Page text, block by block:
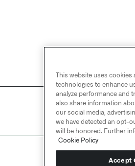
NEXT
Page break→
This website uses cookies
technologies to enhance
analyze performance and
also share information
our social media,
we have detected an opt-
will be honored. Further
Cookie Policy
Accept